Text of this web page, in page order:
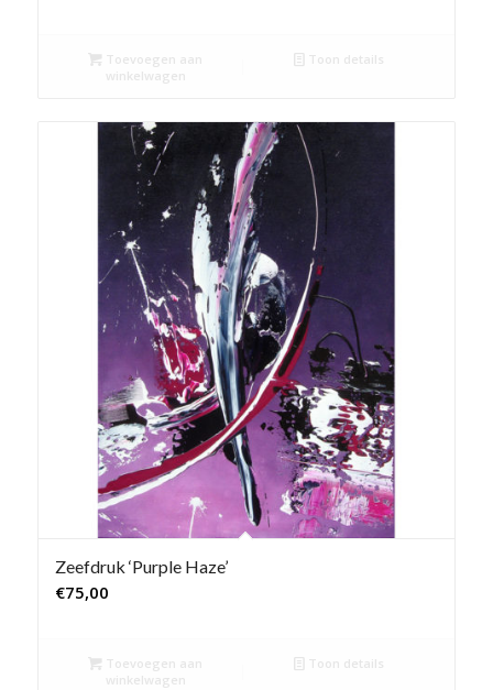
Toevoegen aan
winkelwagen
Toon details
Zeefdruk ‘Purple Haze’
€75,00
Toevoegen aan
winkelwagen
Toon details